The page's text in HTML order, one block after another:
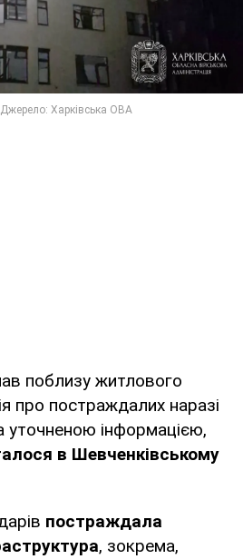
поблизу житлового
про постраждалих наразі
уточненою інформацією,
в Шевченківському
постраждала
, зокрема,